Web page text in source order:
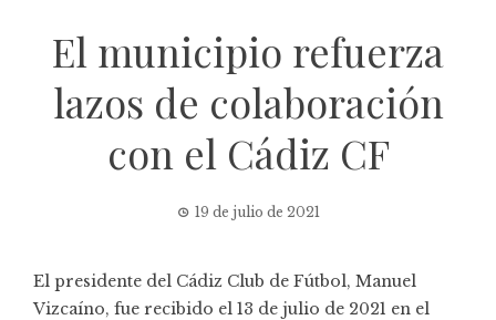
El municipio refuerza
lazos de colaboración
con el Cádiz CF
19 de julio de 2021
El presidente del Cádiz Club de Fútbol, Manuel
Vizcaíno, fue recibido el 13 de julio de 2021 en el